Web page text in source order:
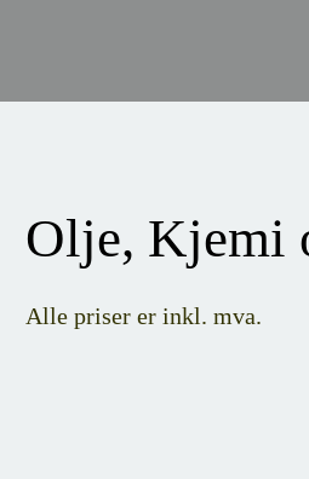
Olje, Kjemi
Alle priser er inkl. mva.